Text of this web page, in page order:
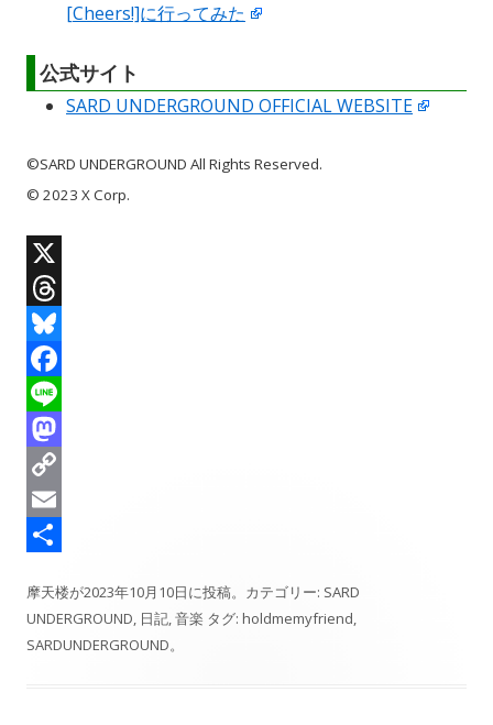
[Cheers!]に行ってみた
公式サイト
SARD UNDERGROUND OFFICIAL WEBSITE
©SARD UNDERGROUND All Rights Reserved.
© 2023 X Corp.
X
T
h
r
e
a
d
s
B
u
e
s
k
F
a
c
e
b
o
k
L
n
e
M
a
s
o
d
C
o
y
L
E
a
i
有
摩天楼が2023年10月10日に投稿。カテゴリー: SARD
UNDERGROUND, 日記,音楽 タグ: holdmemyfriend,
SARDUNDERGROUND。